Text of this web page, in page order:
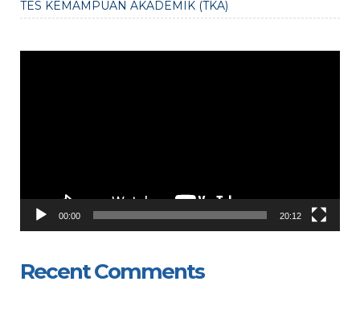
TES KEMAMPUAN AKADEMIK (TKA)
00:00 20:12
Recent Comments